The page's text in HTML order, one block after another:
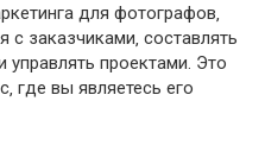
для фотографов‚
заказчиками‚ составлять
проектами. Это
где вы являетесь его